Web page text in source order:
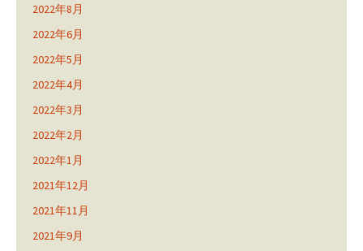
2022年8月
2022年6月
2022年5月
2022年4月
2022年3月
2022年2月
2022年1月
2021年12月
2021年11月
2021年9月